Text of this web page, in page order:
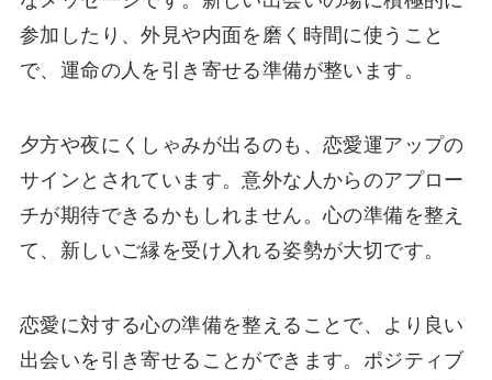
参加したり、外見や内面を磨く時間に使うこと
で、運命の人を引き寄せる準備が整います。
夕方や夜にくしゃみが出るのも、恋愛運アップの
サインとされています。意外な人からのアプロー
チが期待できるかもしれません。心の準備を整え
て、新しいご縁を受け入れる姿勢が大切です。
恋愛に対する心の準備を整えることで、より良い
出会いを引き寄せることができます。ポジティブ